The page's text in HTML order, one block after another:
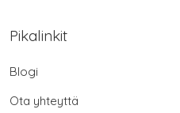
Pikalinkit
Blogi
Ota yhteyttä